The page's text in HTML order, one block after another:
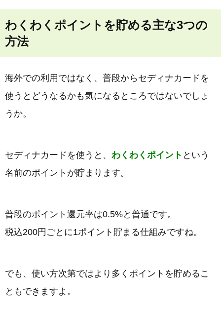
わくわくポイントを貯める主な3つの
方法
海外での利用ではなく、普段からセディナカードを
使うとどうなるかも気になるところではないでしょ
うか。
セディナカードを使うと、 わくわくポイント という
名前のポイントが貯まります。
普段のポイント還元率は0.5%と普通です。
税込200円ごとに1ポイント貯まる仕組みですね。
でも、使い方次第ではより多くポイントを貯めるこ
ともできますよ。